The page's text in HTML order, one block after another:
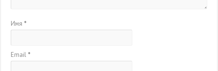
Имя *
Email *